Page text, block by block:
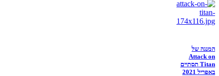
המנגה של
Attack on
Titan תסתיים
באפריל 2021